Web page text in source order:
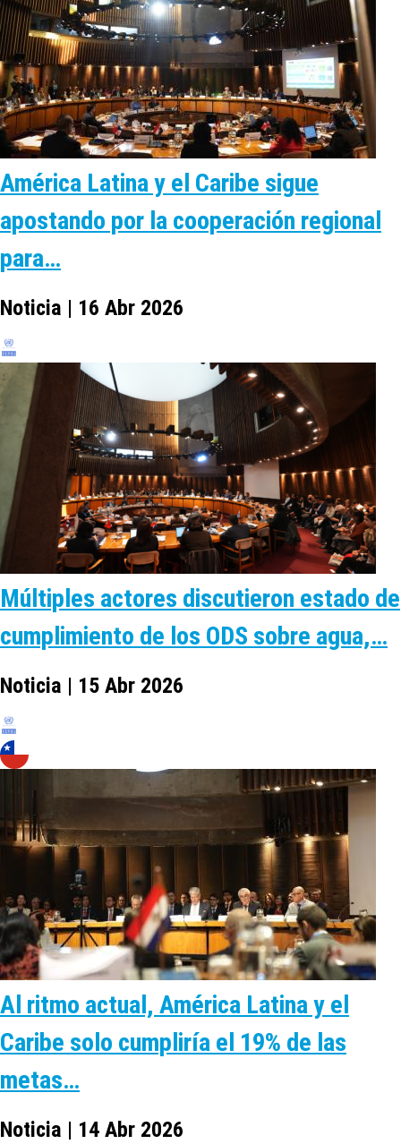
América Latina y el Caribe sigue
apostando por la cooperación regional
para…
Noticia | 16 Abr 2026
Múltiples actores discutieron estado de
cumplimiento de los ODS sobre agua,…
Noticia | 15 Abr 2026
Al ritmo actual, América Latina y el
Caribe solo cumpliría el 19% de las
metas…
Noticia | 14 Abr 2026